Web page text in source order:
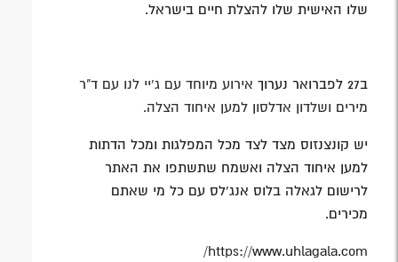
שלו האישית שלו להצלת חיים בישראל.
ב27 לפברואר נערוך
אירוע מיוחד עם ג'יי לנו עם ד"ר
מירים ושלדון אדלסון למען איחוד הצלה.
יש קונצנזוס מצד לצד מכל המפלגות ומכל הדתות
למען איחוד הצלה ואשמח שתשתפו את האתר
לרישום לגאלה בלוס אנג'לס עם כל מי שאתם
מכירים.
https://www.uhlagala.com/